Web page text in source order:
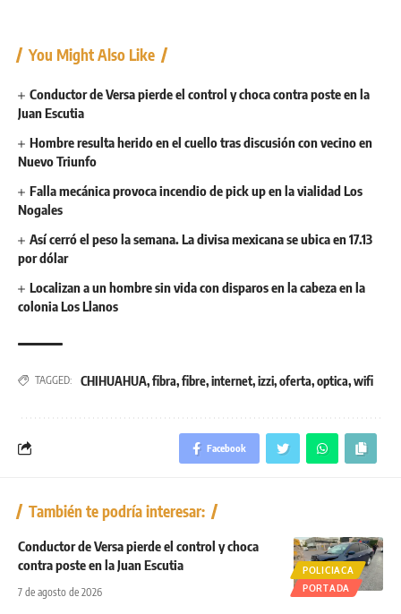
You Might Also Like
Conductor de Versa pierde el control y choca contra poste en la
Juan Escutia
Hombre resulta herido en el cuello tras discusión con vecino en
Nuevo Triunfo
Falla mecánica provoca incendio de pick up en la vialidad Los
Nogales
Así cerró el peso la semana. La divisa mexicana se ubica en 17.13
por dólar
Localizan a un hombre sin vida con disparos en la cabeza en la
colonia Los Llanos
TAGGED: CHIHUAHUA,fibra,fibre,internet,izzi,oferta,optica,wifi
Facebook
También te podría interesar:
POLICIACA
PORTADA
Conductor de Versa pierde el control y choca
contra poste en la Juan Escutia
7 de agosto de 2026